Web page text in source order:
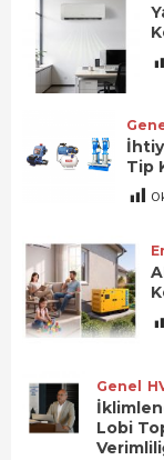
Tip
Genel
Lobi